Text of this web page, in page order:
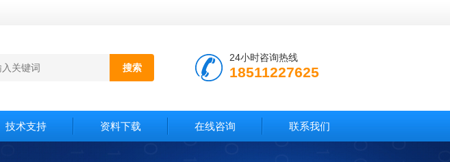
24小时咨询热线
18511227625
技术支持 资料下载 在线咨询 联系我们